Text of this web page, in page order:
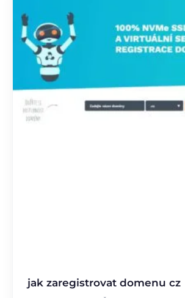
jak zaregistrovat domenu cz